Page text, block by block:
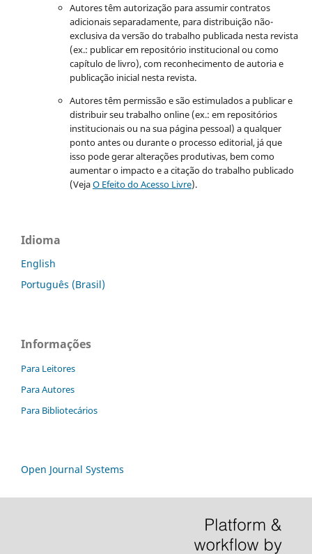
Autores têm autorização para assumir contratos
adicionais separadamente, para distribuição não-
exclusiva da versão do trabalho publicada nesta revista
(ex.: publicar em repositório institucional ou como
capítulo de livro), com reconhecimento de autoria e
publicação inicial nesta revista.
Autores têm permissão e são estimulados a publicar e
distribuir seu trabalho online (ex.: em repositórios
institucionais ou na sua página pessoal) a qualquer
ponto antes ou durante o processo editorial, já que
isso pode gerar alterações produtivas, bem como
aumentar o impacto e a citação do trabalho publicado
(VejaO Efeito do Acesso Livre).
Idioma
English
Português (Brasil)
Informações
Para Leitores
Para Autores
Para Bibliotecários
Open Journal Systems